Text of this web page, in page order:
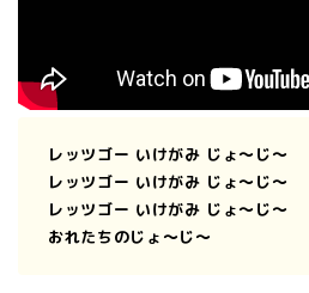
レッツゴー いけがみ じょ〜じ〜
レッツゴー いけがみ じょ〜じ〜
レッツゴー いけがみ じょ〜じ〜
おれたちのじょ〜じ〜